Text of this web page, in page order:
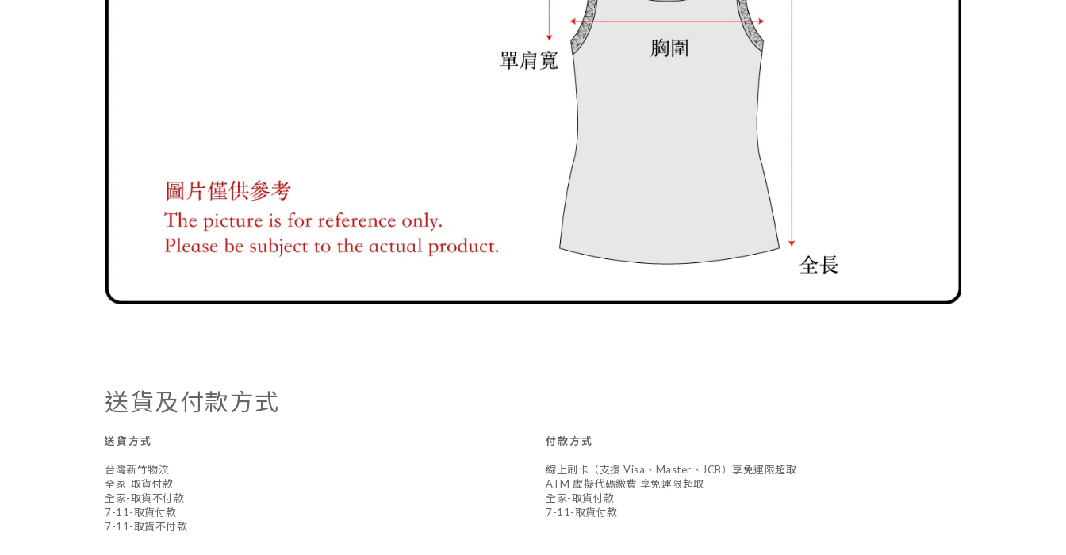
送貨及付款方式
送貨方式
台灣新竹物流
全家-取貨付款
全家-取貨不付款
7-11-取貨付款
7-11-取貨不付款
付款方式
線上刷卡（支援 Visa、Master、JCB）享免運限超取
ATM 虛擬代碼繳費 享免運限超取
全家-取貨付款
7-11-取貨付款